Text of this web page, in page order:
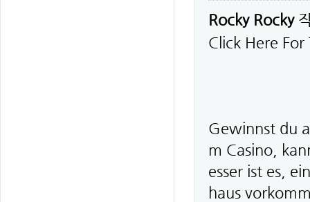
Rocky Rocky
Click Here For
Gewinnst du
m Casino,
esser ist es,
haus